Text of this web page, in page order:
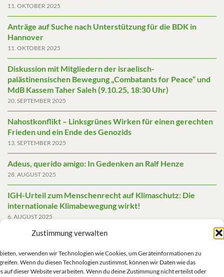
Zustimmung verwalten
verwenden wir Technologien wie Cookies, um Geräteinformationen zu
Wenn du diesen Technologien zustimmst, können wir Daten wie das
auf dieser Website verarbeiten. Wenn du deine Zustimmung nicht erteilst oder
11. OKTOBER 2025
Anträge auf Suche nach Unterstützung für die BDK in
Hannover
11. OKTOBER 2025
Diskussion mit Mitgliedern der israelisch-
palästinensischen Bewegung „Combatants for Peace“ und
MdB Kassem Taher Saleh (9.10.25, 18:30 Uhr)
20. SEPTEMBER 2025
Nahostkonflikt – Linksgrünes Wirken für einen gerechten
Frieden und ein Ende des Genozids
13. SEPTEMBER 2025
Adeus, querido amigo: In Gedenken an Ralf Henze
28. AUGUST 2025
IGH-Urteil zum Menschenrecht auf Klimaschutz: Die
internationale Klimabewegung wirkt!
6. AUGUST 2025
Friedensgutachten 2025
Die AfD mit mehr Demokratie wegregieren